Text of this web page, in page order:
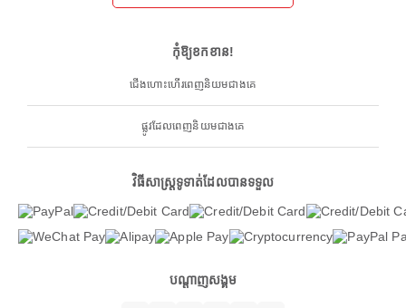
កុំឱ្យខកខាន!
ជើងហោះហើរពេញនិយមជាងគេ
ផ្លូវដែលពេញនិយមជាងគេ
វិធីសាស្ត្រទូទាត់ដែលបានទទួល
បណ្តាញសង្គម